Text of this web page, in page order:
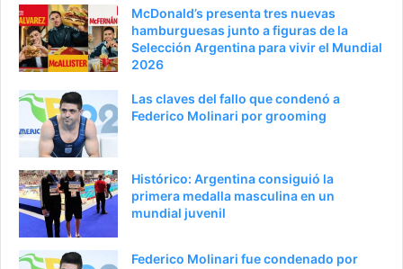
McDonald’s presenta tres nuevas
hamburguesas junto a figuras de la
Selección Argentina para vivir el Mundial
2026
Las claves del fallo que condenó a
Federico Molinari por grooming
Histórico: Argentina consiguió la
primera medalla masculina en un
mundial juvenil
Federico Molinari fue condenado por